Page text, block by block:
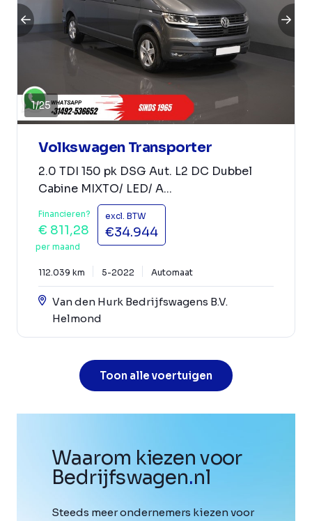
1/25
Volkswagen Transporter
2.0 TDI 150 pk DSG Aut. L2 DC Dubbel
Cabine MIXTO/ LED/ A...
Financieren?
€ 811,28
per maand
excl. BTW
€34.944
112.039 km 5-2022 Automaat
Van den Hurk Bedrijfswagens B.V.
Helmond
Toon alle voertuigen
Waarom kiezen voor
Bedrijfswagen.nl
Steeds meer ondernemers kiezen voor